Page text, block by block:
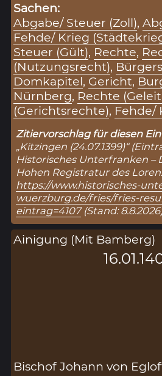
Sachen:
Abgabe/ Steuer (Zoll),
Fehde/ Krieg
Steuer (Gült), Rechte,
(Nutzungsrecht),
Domkapitel, Gericht,
Nürnberg, Rechte
(Gerichtsrechte), Fehde/
Zitiervorschlag für diesen
„Kitzingen (24.07.1399)“
Historisches Unterfranken –
Hohen Registratur des
https://www.historisches-
wuerzburg.de/fries/fries-
eintrag=4107(Stand:
Ainigung (Mit Bamberg)
Bischof Johann von